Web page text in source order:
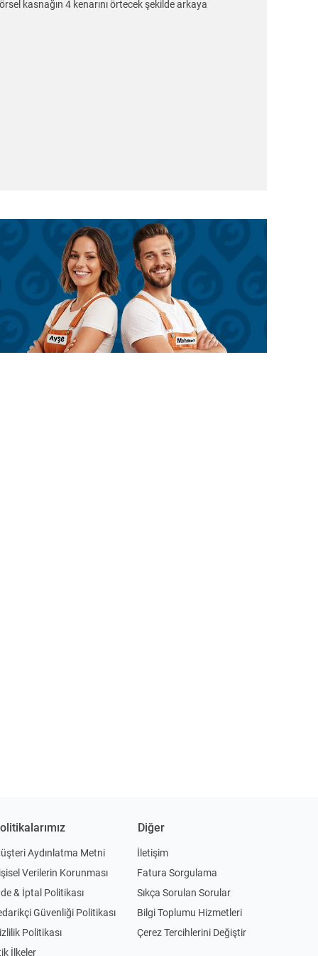
kasnağın 4 kenarını örtecek şekilde arkaya
Aydınlatma Metni
Verilerin Korunması
& İptal Politikası
Güvenliği Politikası
Politikası
İlkeler
Diğer
İletişim
Fatura Sorgulama
Sıkça Sorulan Sorular
Bilgi Toplumu Hizmetleri
Çerez Tercihlerini Değiştir